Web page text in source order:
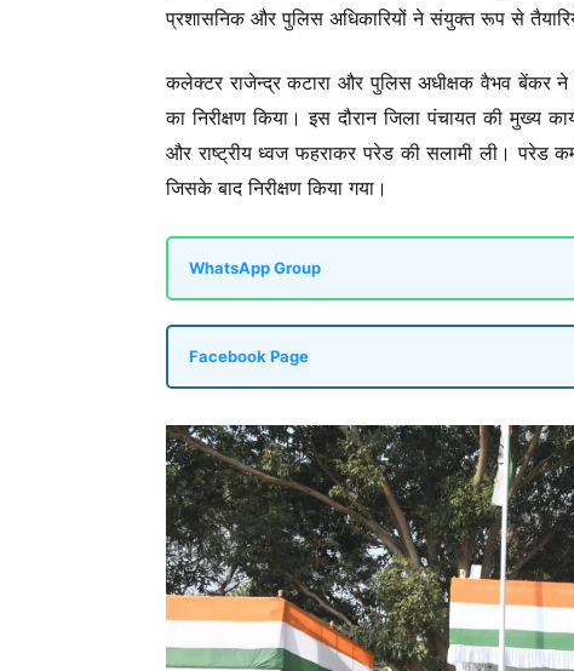
प्रशासनिक और पुलिस अधिकारियों ने संयुक्त रूप से
कलेक्टर राजेन्द्र कटारा और पुलिस अधीक्षक वैभव बेंकर ने
का निरीक्षण किया। इस दौरान जिला पंचायत की मुख्य
और राष्ट्रीय ध्वज फहराकर परेड की सलामी ली। परेड
जिसके बाद निरीक्षण किया गया।
WhatsApp Group
Facebook Page